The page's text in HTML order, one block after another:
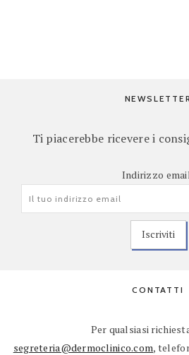
NEWSLETTER
Ti piacerebbe ricevere i
Indirizzo
CONTATTI
Per qualsiasi
segreteria@dermoclinico.com,